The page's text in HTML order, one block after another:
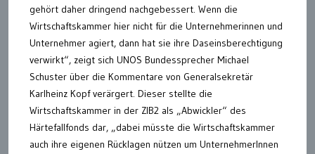
gehört daher dringend nachgebessert. Wenn die
Wirtschaftskammer hier nicht für die Unternehmerinnen und
Unternehmer agiert, dann hat sie ihre Daseinsberechtigung
verwirkt“, zeigt sich UNOS Bundessprecher Michael
Schuster über die Kommentare von Generalsekretär
Karlheinz Kopf verärgert. Dieser stellte die
Wirtschaftskammer in der ZIB2 als „Abwickler“ des
Härtefallfonds dar, „dabei müsste die Wirtschaftskammer
auch ihre eigenen Rücklagen nützen um UnternehmerInnen